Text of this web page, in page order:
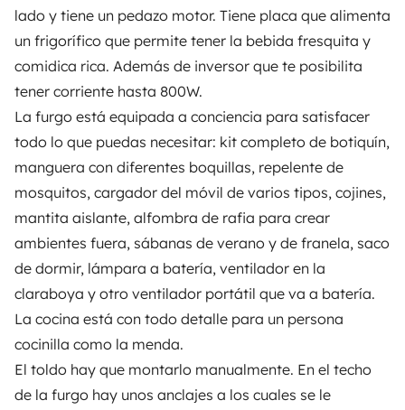
lado y tiene un pedazo motor. Tiene placa que alimenta
un frigorífico que permite tener la bebida fresquita y
comidica rica. Además de inversor que te posibilita
tener corriente hasta 800W.
La furgo está equipada a conciencia para satisfacer
todo lo que puedas necesitar: kit completo de botiquín,
manguera con diferentes boquillas, repelente de
mosquitos, cargador del móvil de varios tipos, cojines,
mantita aislante, alfombra de rafia para crear
ambientes fuera, sábanas de verano y de franela, saco
de dormir, lámpara a batería, ventilador en la
claraboya y otro ventilador portátil que va a batería.
La cocina está con todo detalle para un persona
cocinilla como la menda.
El toldo hay que montarlo manualmente. En el techo
de la furgo hay unos anclajes a los cuales se le
Instagram
X PinterestFacebook
WOHNMOBIL MIETEN
Wie funktionierts?
Wohnmobil mieten
Deine ersten Schritte mit dem Wohnmobil
Die Bewertungen unserer User
Hilfe für Mieter
VERMIETER